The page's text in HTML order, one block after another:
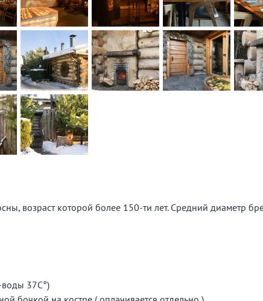
возраст которой более 150-ти лет. Средний диаметр
37С°)